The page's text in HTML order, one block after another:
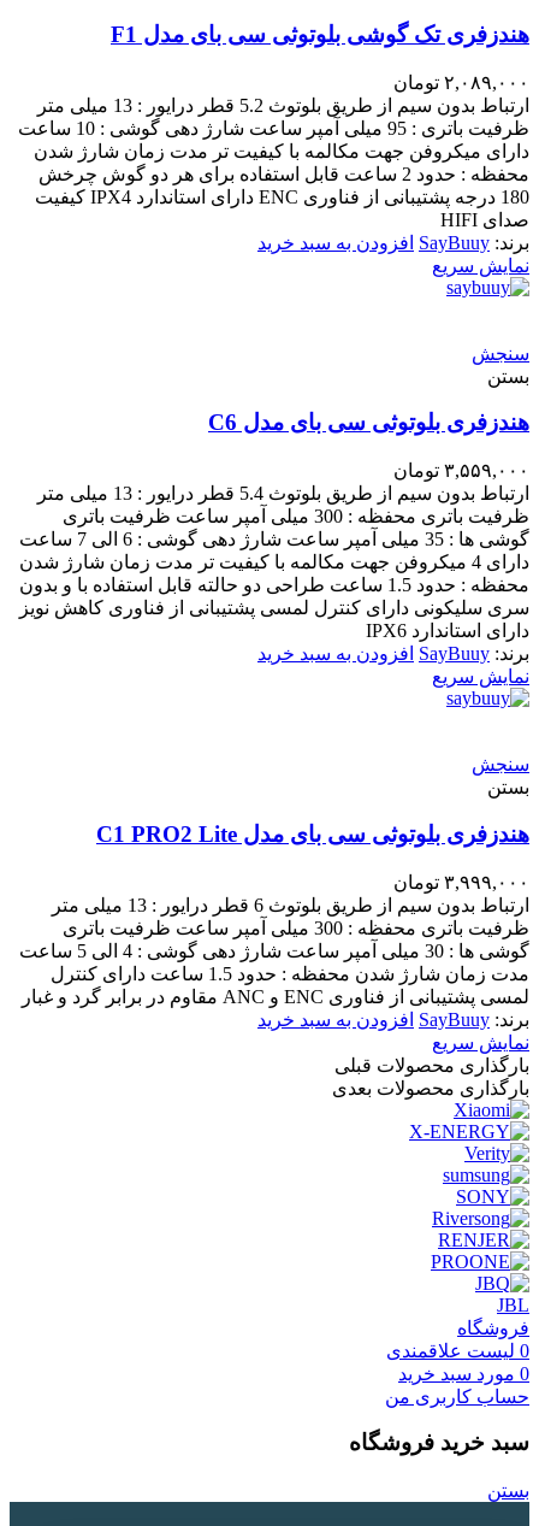
هندزفری تک گوشی بلوتوثی سی بای مدل F1
۲,۰۸۹,۰۰۰ تومان
ارتباط بدون سیم از طریق بلوتوث 5.2 قطر درایور : 13 میلی متر
ظرفیت باتری : 95 میلی آمپر ساعت شارژ دهی گوشی : 10 ساعت
دارای میکروفن جهت مکالمه با کیفیت تر مدت زمان شارژ شدن
محفظه : حدود 2 ساعت قابل استفاده برای هر دو گوش چرخش
180 درجه پشتیبانی از فناوری ENC دارای استاندارد IPX4 کیفیت
صدای HIFI
برند: SayBuuy افزودن به سبد خرید
نمایش سریع
سنجش
بستن
هندزفری بلوتوثی سی بای مدل C6
۳,۵۵۹,۰۰۰ تومان
ارتباط بدون سیم از طریق بلوتوث 5.4 قطر درایور : 13 میلی متر
ظرفیت باتری محفظه : 300 میلی آمپر ساعت ظرفیت باتری
گوشی ها : 35 میلی آمپر ساعت شارژ دهی گوشی : 6 الی 7 ساعت
دارای 4 میکروفن جهت مکالمه با کیفیت تر مدت زمان شارژ شدن
محفظه : حدود 1.5 ساعت طراحی دو حالته قابل استفاده با و بدون
سری سلیکونی دارای کنترل لمسی پشتیبانی از فناوری کاهش نویز
دارای استاندارد IPX6
برند: SayBuuy افزودن به سبد خرید
نمایش سریع
سنجش
بستن
هندزفری بلوتوثی سی بای مدل C1 PRO2 Lite
۳,۹۹۹,۰۰۰ تومان
ارتباط بدون سیم از طریق بلوتوث 6 قطر درایور : 13 میلی متر
ظرفیت باتری محفظه : 300 میلی آمپر ساعت ظرفیت باتری
گوشی ها : 30 میلی آمپر ساعت شارژ دهی گوشی : 4 الی 5 ساعت
مدت زمان شارژ شدن محفظه : حدود 1.5 ساعت دارای کنترل
لمسی پشتیبانی از فناوری ENC و ANC مقاوم در برابر گرد و غبار
برند: SayBuuy افزودن به سبد خرید
نمایش سریع
بارگذاری محصولات قبلی
بارگذاری محصولات بعدی
JBL
فروشگاه
0 لیست علاقمندی
0 مورد سبد خرید
حساب کاربری من
سبد خرید فروشگاه
بستن